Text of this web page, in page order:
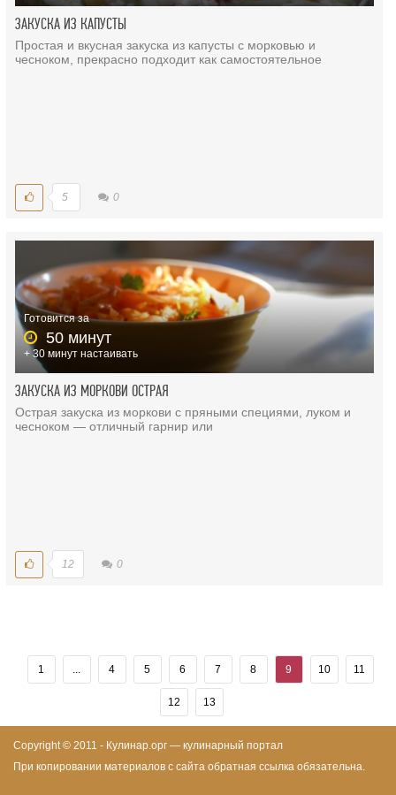
ЗАКУСКА ИЗ КАПУСТЫ
Простая и вкусная закуска из капусты с морковью и
чесноком, прекрасно подходит как самостоятельное
5 0
Готовится за
50 минут
+ 30 минут настаивать
ЗАКУСКА ИЗ МОРКОВИ ОСТРАЯ
Острая закуска из моркови с пряными специями, луком и
чесноком — отличный гарнир или
12 0
1 ... 4 5 6 7 8 9 10 11
12 13
Copyright © 2011 - Кулинар.орг — кулинарный портал
При копировании материалов с сайта обратная ссылка обязательна.